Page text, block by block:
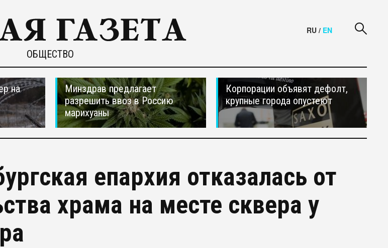
ОБЩЕСТВО
RU / EN
на
Минздрав предлагает
разрешить ввоз в Россию
марихуаны
Корпорации объявят дефолт,
крупные города опустеют
епархия отказалась от
храма на месте сквера у